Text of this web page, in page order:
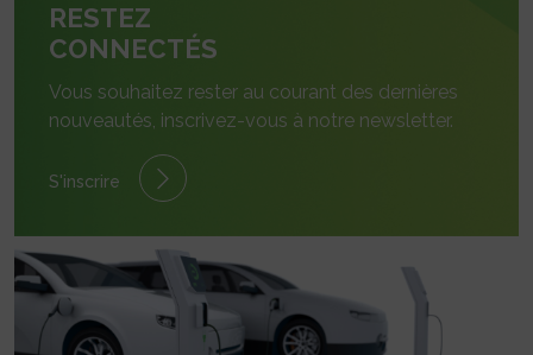
RESTEZ
CONNECTÉS
Vous souhaitez rester au courant des dernières
nouveautés, inscrivez-vous à notre newsletter.
S'inscrire